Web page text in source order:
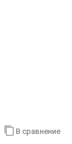
В сравнение